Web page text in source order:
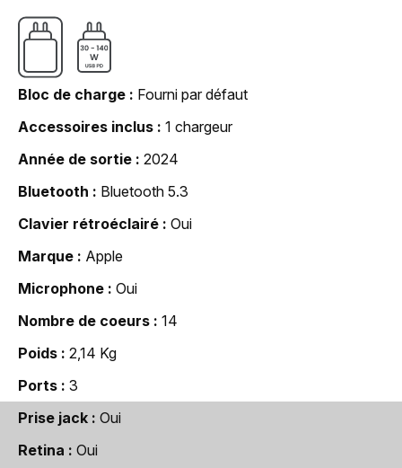
Bloc de charge
Fourni par défaut
Accessoires inclus
1 chargeur
Année de sortie
2024
Bluetooth
Bluetooth 5.3
Clavier rétroéclairé
Oui
Marque
Apple
Microphone
Oui
Nombre de coeurs
14
Poids
2,14 Kg
Ports
3
Prise jack
Oui
Retina
Oui